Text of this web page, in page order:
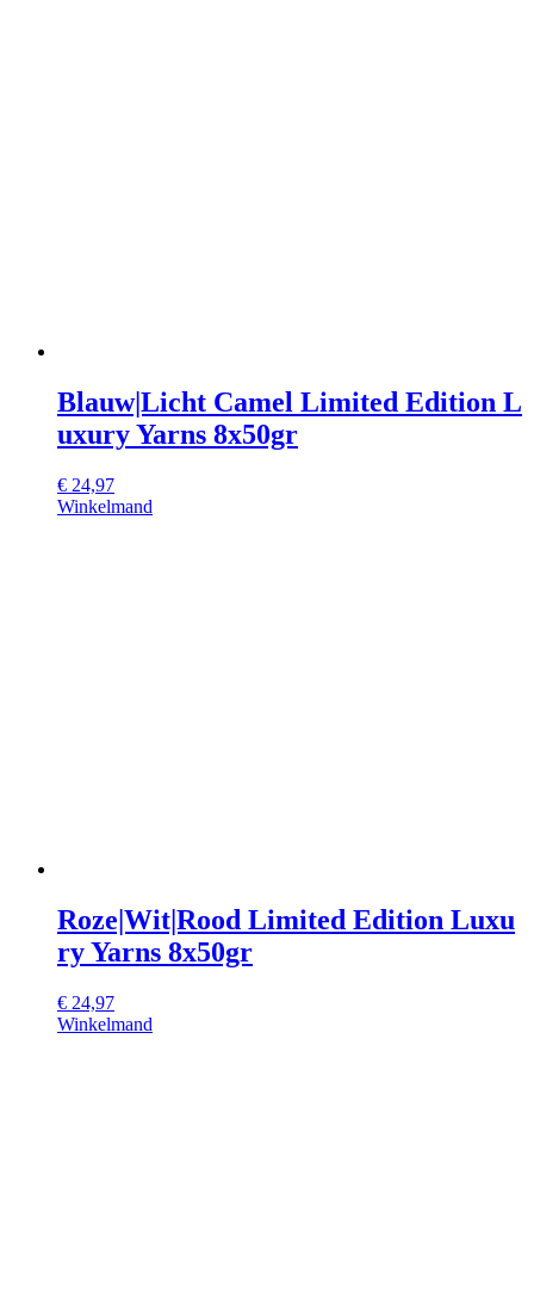
Blauw|Licht Camel Limited Edition L
uxury Yarns 8x50gr
€ 24,97
Winkelmand
Roze|Wit|Rood Limited Edition Luxu
ry Yarns 8x50gr
€ 24,97
Winkelmand